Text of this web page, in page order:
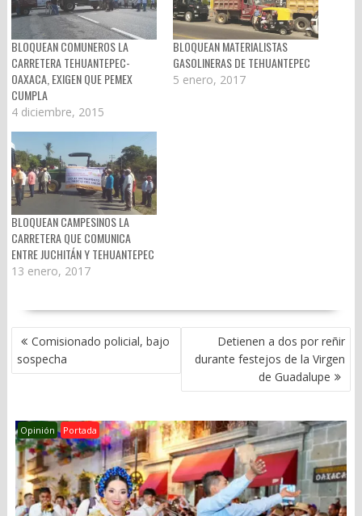
BLOQUEAN COMUNEROS LA
CARRETERA TEHUANTEPEC-
OAXACA, EXIGEN QUE PEMEX
CUMPLA
4 diciembre, 2015
BLOQUEAN MATERIALISTAS
GASOLINERAS DE TEHUANTEPEC
5 enero, 2017
BLOQUEAN CAMPESINOS LA
CARRETERA QUE COMUNICA
ENTRE JUCHITÁN Y TEHUANTEPEC
13 enero, 2017
NAVEGACIÓN
DE
ENTRADAS
Comisionado policial, bajo
sospecha
Detienen a dos por reñir
durante festejos de la Virgen
de Guadalupe
Opinión Portada